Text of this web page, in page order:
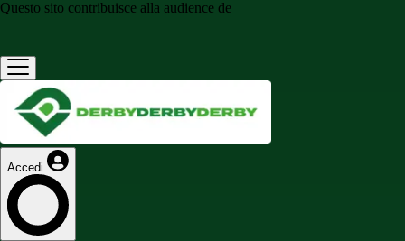
Questo sito contribuisce alla audience de
Accedi